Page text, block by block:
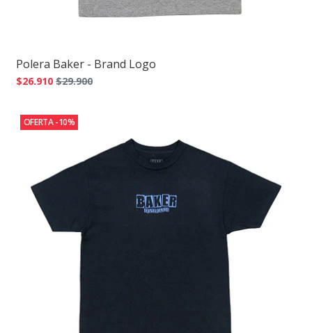
Polera Baker - Brand Logo
$26.910 $29.900
OFERTA -10%